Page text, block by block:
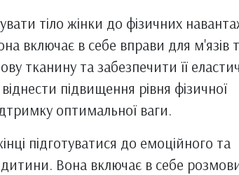
тіло жінки до фізичних
включає в себе вправи для м'язів
тканину та забезпечити її
підвищення рівня фізичної
оптимальної ваги.
підготуватися до емоційного та
Вона включає в себе